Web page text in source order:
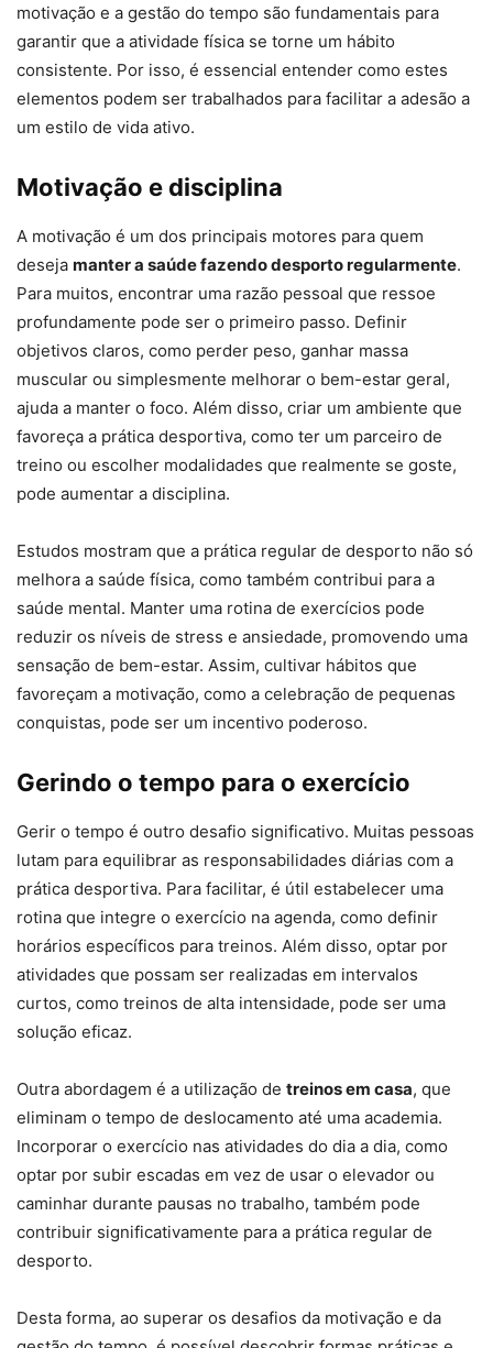
motivação e a gestão do tempo são fundamentais para
garantir que a atividade física se torne um hábito
consistente. Por isso, é essencial entender como estes
elementos podem ser trabalhados para facilitar a adesão a
um estilo de vida ativo.
Motivação e disciplina
A motivação é um dos principais motores para quem
deseja manter a saúde fazendo desporto regularmente.
Para muitos, encontrar uma razão pessoal que ressoe
profundamente pode ser o primeiro passo. Definir
objetivos claros, como perder peso, ganhar massa
muscular ou simplesmente melhorar o bem-estar geral,
ajuda a manter o foco. Além disso, criar um ambiente que
favoreça a prática desportiva, como ter um parceiro de
treino ou escolher modalidades que realmente se goste,
pode aumentar a disciplina.
Estudos mostram que a prática regular de desporto não só
melhora a saúde física, como também contribui para a
saúde mental. Manter uma rotina de exercícios pode
reduzir os níveis de stress e ansiedade, promovendo uma
sensação de bem-estar. Assim, cultivar hábitos que
favoreçam a motivação, como a celebração de pequenas
conquistas, pode ser um incentivo poderoso.
Gerindo o tempo para o exercício
Gerir o tempo é outro desafio significativo. Muitas pessoas
lutam para equilibrar as responsabilidades diárias com a
prática desportiva. Para facilitar, é útil estabelecer uma
rotina que integre o exercício na agenda, como definir
horários específicos para treinos. Além disso, optar por
atividades que possam ser realizadas em intervalos
curtos, como treinos de alta intensidade, pode ser uma
solução eficaz.
Outra abordagem é a utilização de treinos em casa, que
eliminam o tempo de deslocamento até uma academia.
Incorporar o exercício nas atividades do dia a dia, como
optar por subir escadas em vez de usar o elevador ou
caminhar durante pausas no trabalho, também pode
contribuir significativamente para a prática regular de
desporto.
Desta forma, ao superar os desafios da motivação e da